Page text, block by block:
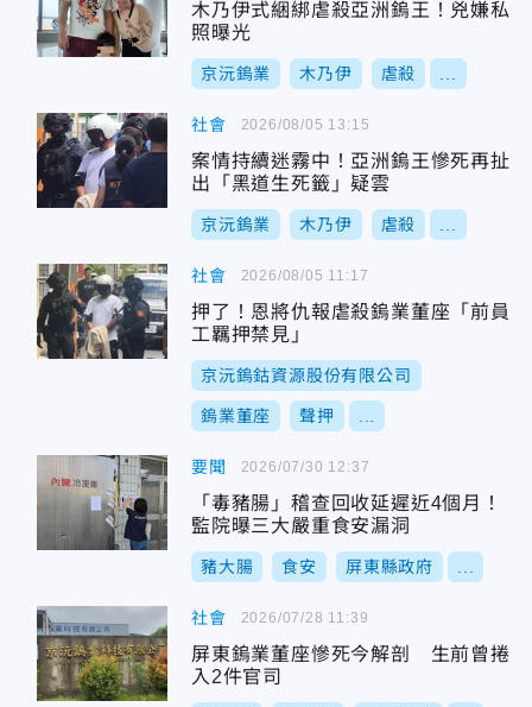
木乃伊式綑綁虐殺亞洲鎢王！兇嫌私
照曝光
京沅鎢業 木乃伊 虐殺
社會
案情持續迷霧中！亞洲鎢王慘死再扯
出「黑道生死籤」疑雲
京沅鎢業 木乃伊 虐殺
2026/08/05 13:15
社會
押了！恩將仇報虐殺鎢業董座「前員
工羈押禁見」
京沅鎢鈷資源股份有限公司
鎢業董座 聲押
2026/08/05 11:17
要聞
「毒豬腸」稽查回收延遲近4個月！
監院曝三大嚴重食安漏洞
豬大腸 食安 屏東縣政府
2026/07/30 12:37
社會
屏東鎢業董座慘死今解剖 生前曾捲
入2件官司
2026/07/28 11:39